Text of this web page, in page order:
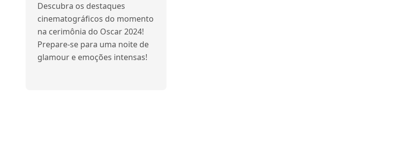
Descubra os destaques
cinematográficos do momento
na cerimônia do Oscar 2024!
Prepare-se para uma noite de
glamour e emoções intensas!